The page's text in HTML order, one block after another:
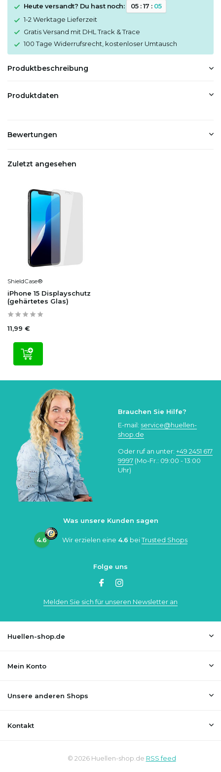
Heute versandt? Du hast noch: 05:17 : 05
1-2 Werktage Lieferzeit
Gratis Versand mit DHL Track & Trace
100 Tage Widerrufsrecht, kostenloser Umtausch
Produktbeschreibung
Produktdaten
Bewertungen
Zuletzt angesehen
ShieldCase®
iPhone 15 Displayschutz
(gehärtetes Glas)
11,99 €
Brauchen Sie Hilfe?
E-mail: service@huellen-
shop.de
Oder ruf an unter: +49 2451 617
9997 (Mo-Fr.: 09:00 - 13:00
Uhr)
Was unsere Kunden sagen
4.6 Wir erzielen eine 4.6 beiTrusted Shops
Folge uns
Melden Sie sich für unseren Newsletter an
Huellen-shop.de
Mein Konto
Unsere anderen Shops
Kontakt
© 2026 Huellen-shop.de RSS feed